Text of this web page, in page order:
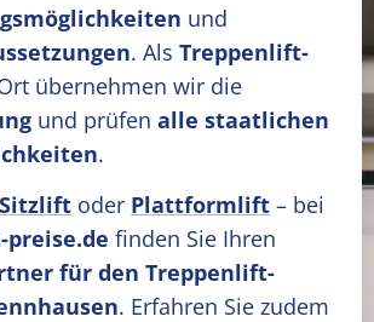
und
. Als Treppenlift-
übernehmen wir die
und prüfen alle staatlichen
.
Sitzlift oder Plattformlift – bei
finden Sie Ihren
für den Treppenlift-
. Erfahren Sie zudem